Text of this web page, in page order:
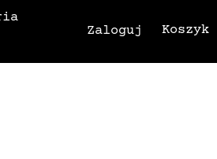
Koszyk
Zaloguj